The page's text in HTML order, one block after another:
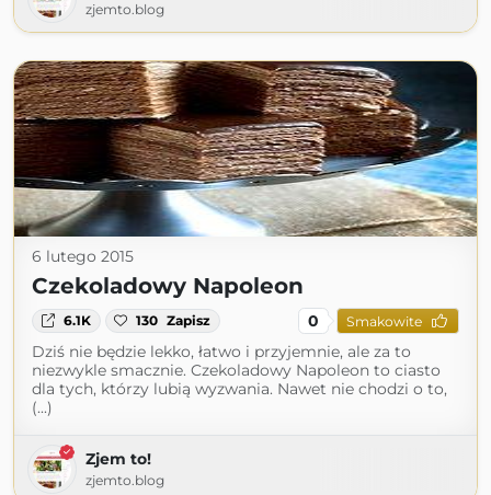
zjemto.blog
6 lutego 2015
Czekoladowy Napoleon
6.1K 130 Zapisz 0 Smakowite
Dziś nie będzie lekko, łatwo i przyjemnie, ale za to
niezwykle smacznie. Czekoladowy Napoleon to ciasto
dla tych, którzy lubią wyzwania. Nawet nie chodzi o to,
(...)
Zjem to!
zjemto.blog